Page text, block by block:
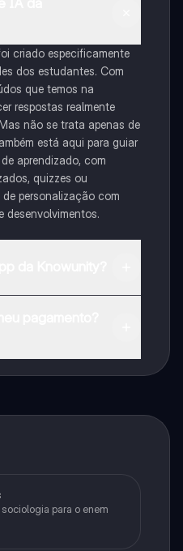
criado especificamente
dos estudantes. Com
que temos na
respostas realmente
não se trata apenas de
está aqui para guiar
aprendizado, com
quizzes ou
personalização com
desenvolvimentos.
para o enem